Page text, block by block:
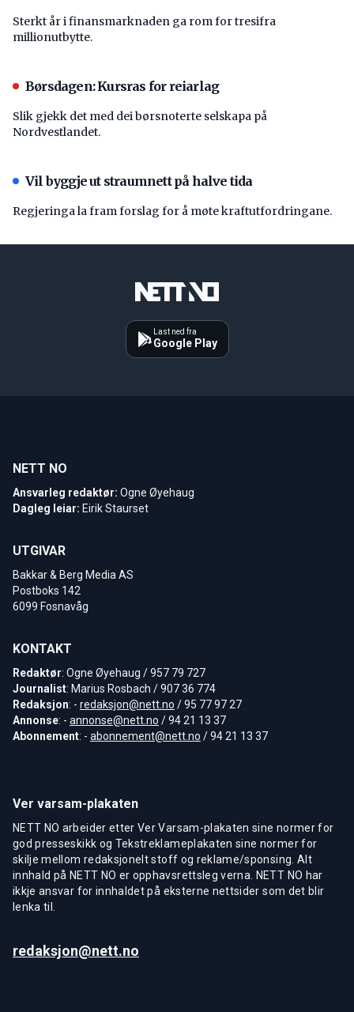
Sterkt år i finansmarknaden ga rom for tresifra
millionutbytte.
Børsdagen: Kursras for reiarlag
Slik gjekk det med dei børsnoterte selskapa på
Nordvestlandet.
Vil byggje ut straumnett på halve tida
Regjeringa la fram forslag for å møte kraftutfordringane.
Last ned fra
Google Play
NETT NO
Ansvarleg redaktør: Ogne Øyehaug
Dagleg leiar: Eirik Staurset
UTGIVAR
Bakkar & Berg Media AS
Postboks 142
6099 Fosnavåg
KONTAKT
Redaktør: Ogne Øyehaug / 957 79 727
Journalist: Marius Rosbach / 907 36 774
Redaksjon: - redaksjon@nett.no / 95 77 97 27
Annonse: - annonse@nett.no / 94 21 13 37
Abonnement: - abonnement@nett.no / 94 21 13 37
Ver varsam-plakaten
NETT NO arbeider etter Ver Varsam-plakaten sine normer for
god presseskikk og Tekstreklameplakaten sine normer for
skilje mellom redaksjonelt stoff og reklame/sponsing. Alt
innhald på NETT NO er opphavsrettsleg verna. NETT NO har
ikkje ansvar for innhaldet på eksterne nettsider som det blir
lenka til.
redaksjon@nett.no